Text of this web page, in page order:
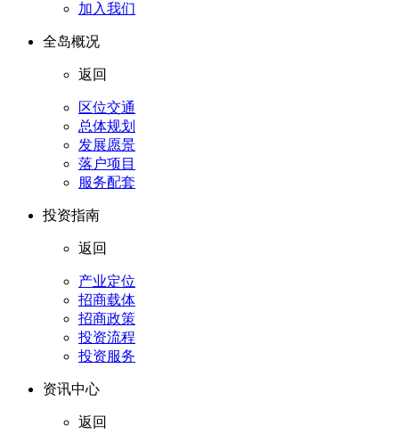
加入我们
全岛概况
返回
区位交通
总体规划
发展愿景
落户项目
服务配套
投资指南
返回
产业定位
招商载体
招商政策
投资流程
投资服务
资讯中心
返回